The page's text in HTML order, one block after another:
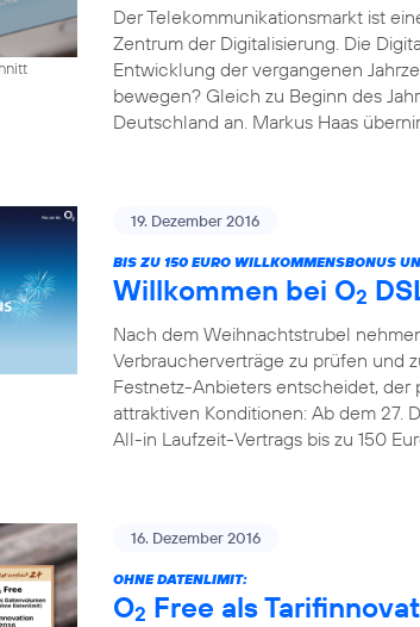
Der Telekommunikationsmarkt ist
Zentrum der Digitalisierung. Die
Entwicklung der vergangenen
bewegen? Gleich zu Beginn des
Deutschland an. Markus Haas
19. Dezember 2016
BIS ZU 150 EURO WILLKOMMENSBONUS
Willkommen bei O2
Nach dem Weihnachtstrubel
Verbraucherverträge zu prüfen und
Festnetz-Anbieters entscheidet, der
attraktiven Konditionen: Ab dem 27.
All-in Laufzeit-Vertrags bis zu 150
16. Dezember 2016
OHNE DATENLIMIT:
O2 Free als